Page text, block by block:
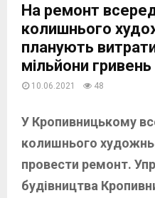
На ремонт
колишнього
планують
мільйони гривень
10.06.2021 48
У Кропивницькому
колишнього
провести ремонт.
будівництва